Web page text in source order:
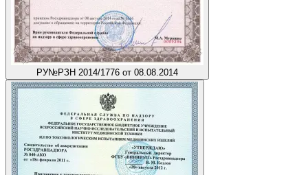
РУ№РЗН 2014/1776 от 08.08.2014